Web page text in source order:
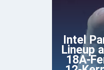
Intel
Lineup
18A-